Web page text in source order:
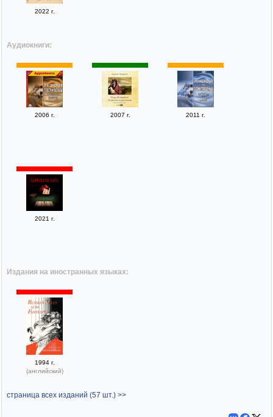
2022 г.
Аудиокниги:
2006 г. 2007 г. 2011 г.
2021 г.
Издания на иностранных языках:
1994 г.
(английский)
страница всех изданий (57 шт.) >>